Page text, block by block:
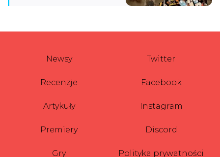
Newsy
Recenzje
Artykuły
Premiery
Gry
Twitter
Facebook
Instagram
Discord
Polityka prywatności